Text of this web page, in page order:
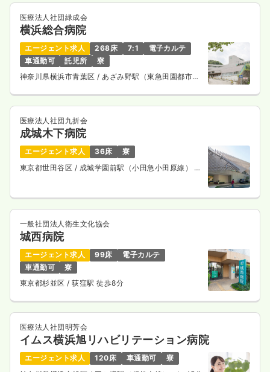
第二新卒可
月給37万円以上可
気になる
一般病院
2交代（常勤）
給与 36.1万円/月
※経験3年の例
時間 8:30～17:30
ブランク可
日勤のみ（常勤） 一時募集休止
給与 お問い合わせください
年間休日122日
4週8休以上 オンコールあり ブランク可
気になる 詳細を見る
医療法人社団緑成会
横浜総合病院
エージェント求人 268床 7:1
電子カルテ
車通勤可
託児所
寮
神奈川県横浜市青葉区/ あざみ野駅（東急田園都市
医療法人社団九折会
成城木下病院
エージェント求人 36床
寮
東京都世田谷区 / 成城学園前駅（小田急小田原線） 徒
一般社団法人衛生文化協会
城西病院
エージェント求人 99床
電子カルテ
車通勤可
寮
東京都杉並区/ 荻窪駅 徒歩8分
医療法人社団明芳会
イムス横浜旭リハビリテーション病院
エージェント求人 120床 車通勤可
寮